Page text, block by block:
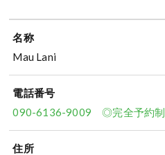
名称
Mau Lani
電話番号
090-6136-9009 ◎完全予約制
住所